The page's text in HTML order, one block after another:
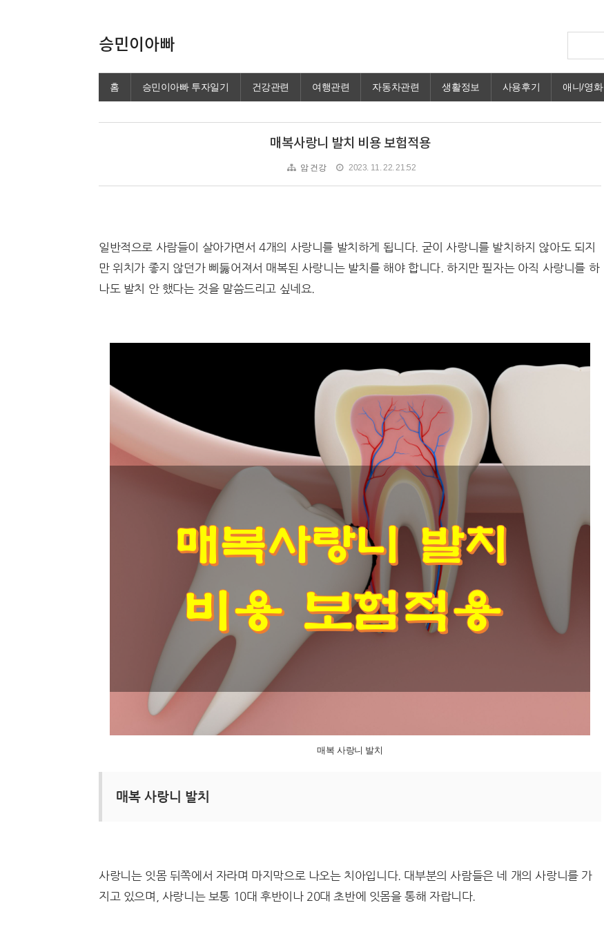
승민이아빠
홈 승민이아빠 투자일기 건강관련 여행관련 자동차관련 생활정보 사용후기 애니/영화
매복사랑니 발치 비용 보험적용
암 건강 2023. 11. 22. 21:52
일반적으로 사람들이 살아가면서 4개의 사랑니를 발치하게 됩니다. 굳이 사랑니를 발치하지 않아도 되지
만 위치가 좋지 않던가 삐둟어져서 매복된 사랑니는 발치를 해야 합니다. 하지만 필자는 아직 사랑니를 하
나도 발치 안 했다는 것을 말씀드리고 싶네요.
매복 사랑니 발치
매복 사랑니 발치
사랑니는 잇몸 뒤쪽에서 자라며 마지막으로 나오는 치아입니다. 대부분의 사람들은 네 개의 사랑니를 가
지고 있으며, 사랑니는 보통 10대 후반이나 20대 초반에 잇몸을 통해 자랍니다.